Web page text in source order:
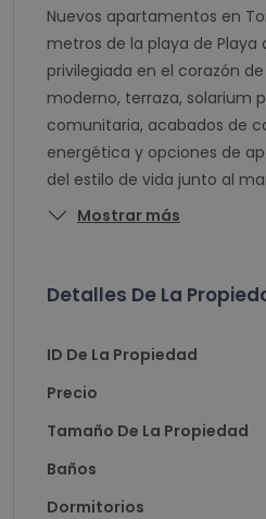
Nuevos apartamentos en
metros de la playa de Playa
privilegiada en el corazón
moderno, terraza, solarium
comunitaria, acabados de
energética y opciones de
del estilo de vida junto al
Mostrar más
Detalles De La
ID De La Propiedad
Precio
Tamaño De La Propiedad
Baños
Dormitorios